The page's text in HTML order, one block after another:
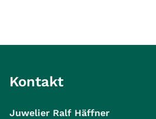
Kontakt
Juwelier Ralf Häffner